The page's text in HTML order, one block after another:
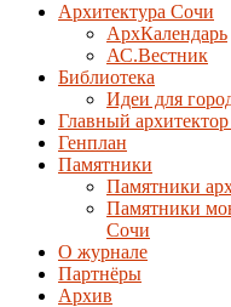
Архитектура Сочи
АрхКалендарь
АС.Вестник
Библиотека
Идеи для
Главный
Генплан
Памятники
Памятники
Памятники
Сочи
О журнале
Партнёры
Архив